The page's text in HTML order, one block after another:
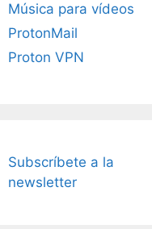
Música para vídeos
ProtonMail
Proton VPN
Subscríbete a la
newsletter